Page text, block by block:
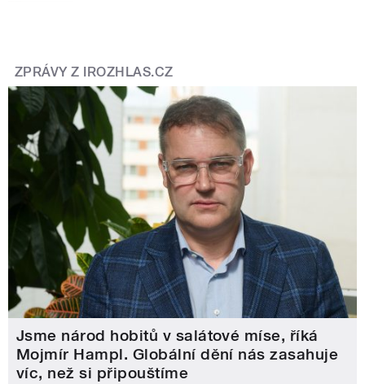
ZPRÁVY Z IROZHLAS.CZ
Jsme národ hobitů v salátové míse, říká
Mojmír Hampl. Globální dění nás zasahuje
víc, než si připouštíme